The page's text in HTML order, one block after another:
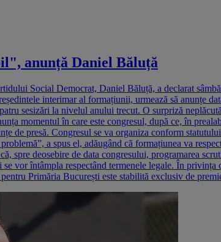
anunță Daniel Băluță
Social Democrat, Daniel Băluță, a declarat
interimar al formațiunii, urmează să anunțe
sesizări la nivelul anului trecut. O surpriză
momentul în care este congresul, după ce, în
de presă. Congresul se va organiza conform
a spus el, adăugând că formațiunea va
spre deosebire de data congresului, programarea
vor întâmpla respectând termenele legale. În
Primăria București este stabilită exclusiv de